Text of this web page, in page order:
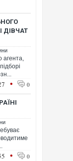
ДІВЧАТ
агента,
• 0
• 0